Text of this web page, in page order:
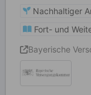
Nachhaltiger
Fort- und
Bayerische